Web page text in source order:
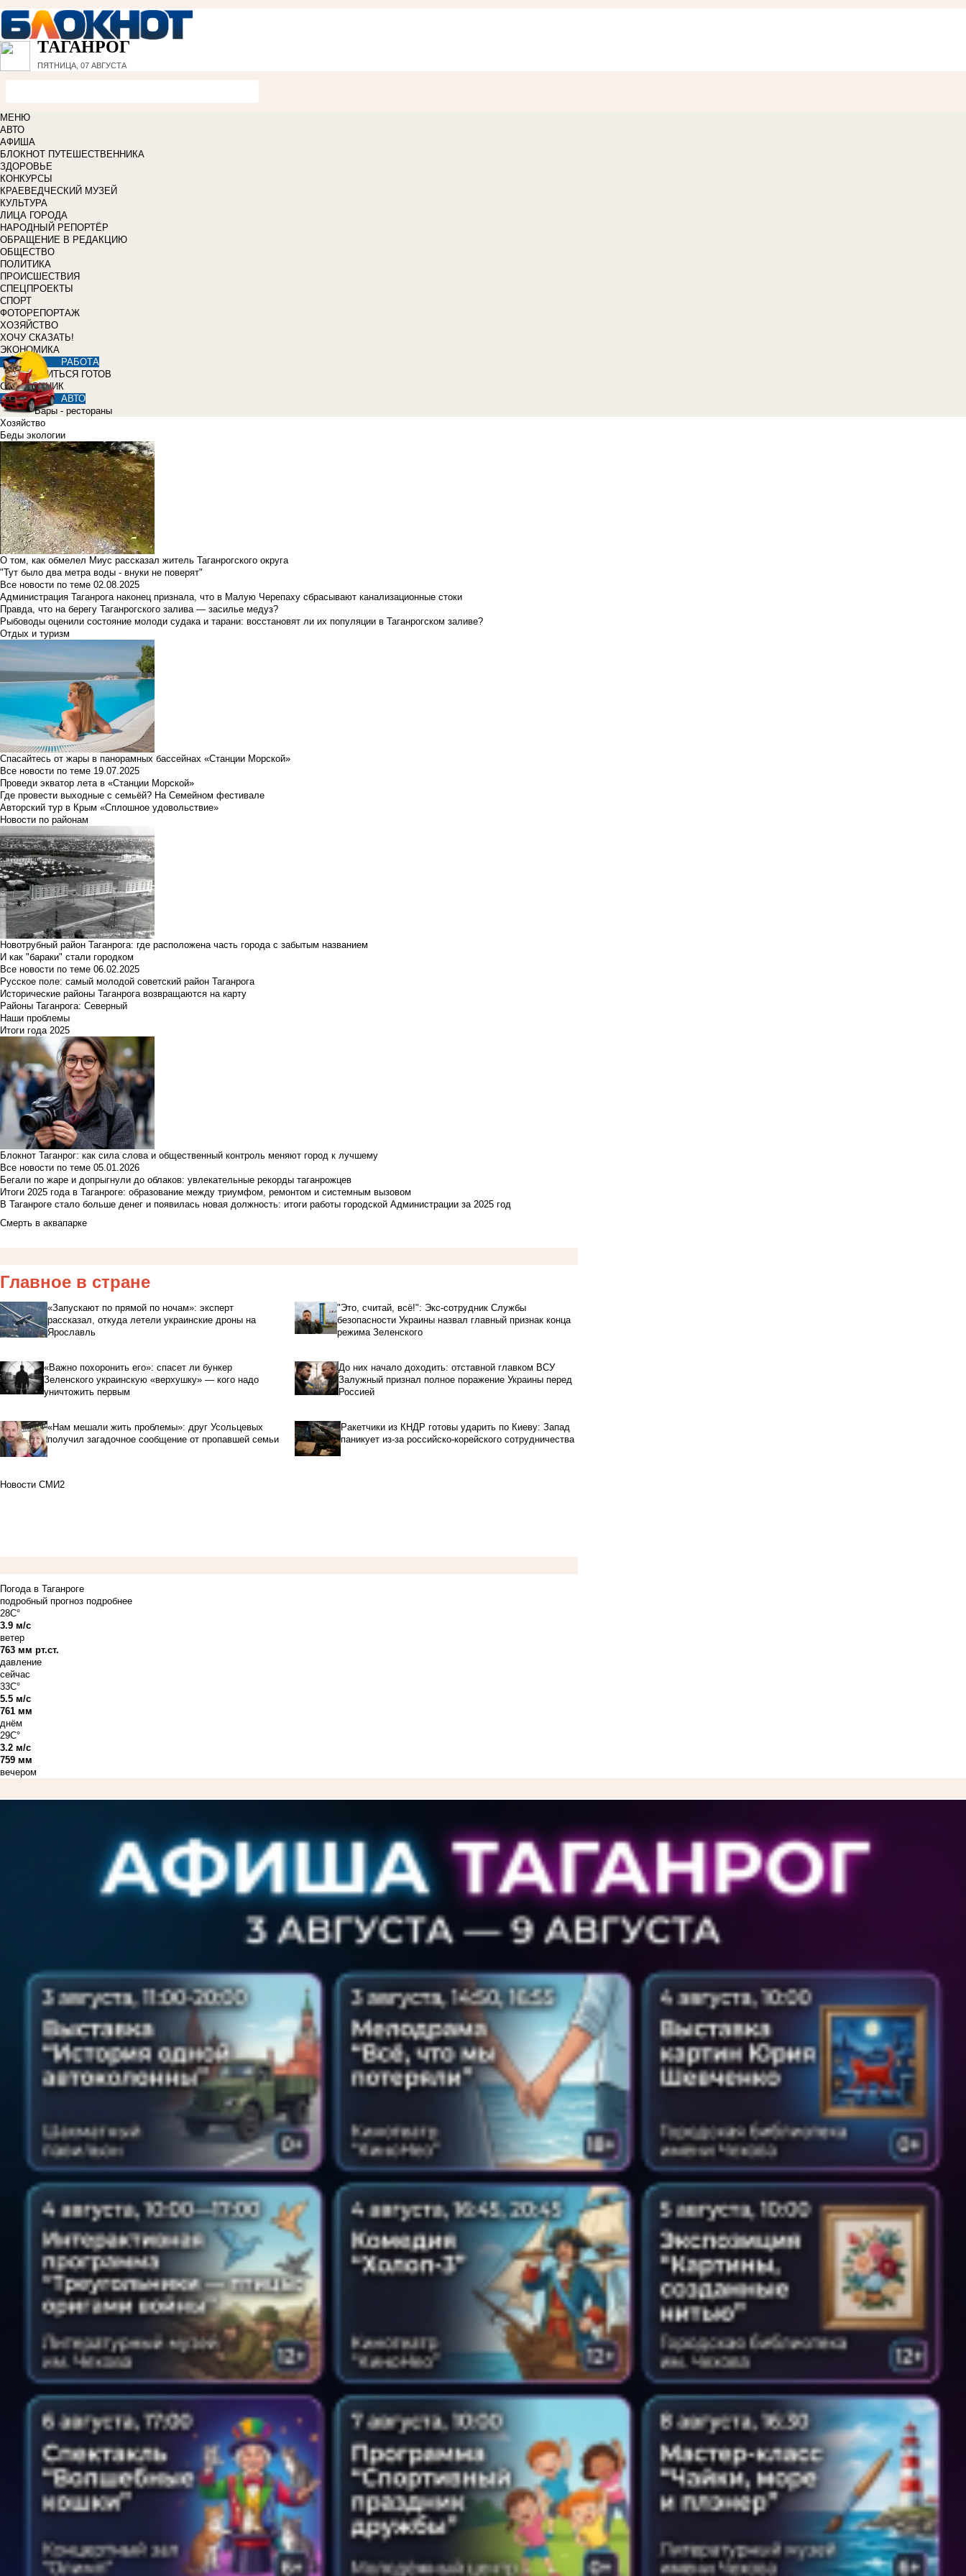
ТАГАНРОГ
ПЯТНИЦА, 07 АВГУСТА
МЕНЮ
АВТО
АФИША
БЛОКНОТ ПУТЕШЕСТВЕННИКА
ЗДОРОВЬЕ
КОНКУРСЫ
КРАЕВЕДЧЕСКИЙ МУЗЕЙ
КУЛЬТУРА
ЛИЦА ГОРОДА
НАРОДНЫЙ РЕПОРТЁР
ОБРАЩЕНИЕ В РЕДАКЦИЮ
ОБЩЕСТВО
ПОЛИТИКА
ПРОИСШЕСТВИЯ
СПЕЦПРОЕКТЫ
СПОРТ
ФОТОРЕПОРТАЖ
ХОЗЯЙСТВО
ХОЧУ СКАЗАТЬ!
ЭКОНОМИКА
РАБОТА
УЧИТЬСЯ ГОТОВ
СПРАВОЧНИК
АВТО
Бары - рестораны
Хозяйство
Беды экологии
О том, как обмелел Миус рассказал житель Таганрогского округа
"Тут было два метра воды - внуки не поверят"
Все новости по теме 02.08.2025
Администрация Таганрога наконец признала, что в Малую Черепаху сбрасывают канализационные стоки
Правда, что на берегу Таганрогского залива — засилье медуз?
Рыбоводы оценили состояние молоди судака и тарани: восстановят ли их популяции в Таганрогском заливе?
Отдых и туризм
Спасайтесь от жары в панорамных бассейнах «Станции Морской»
Все новости по теме 19.07.2025
Проведи экватор лета в «Станции Морской»
Где провести выходные с семьёй? На Семейном фестивале
Авторский тур в Крым «Сплошное удовольствие»
Новости по районам
Новотрубный район Таганрога: где расположена часть города с забытым названием
И как "бараки" стали городком
Все новости по теме 06.02.2025
Русское поле: самый молодой советский район Таганрога
Исторические районы Таганрога возвращаются на карту
Районы Таганрога: Северный
Наши проблемы
Итоги года 2025
Блокнот Таганрог: как сила слова и общественный контроль меняют город к лучшему
Все новости по теме 05.01.2026
Бегали по жаре и допрыгнули до облаков: увлекательные рекорды таганрожцев
Итоги 2025 года в Таганроге: образование между триумфом, ремонтом и системным вызовом
В Таганроге стало больше денег и появилась новая должность: итоги работы городской Администрации за 2025 год
Смерть в аквапарке
Главное в стране
«Запускают по прямой по ночам»: эксперт
рассказал, откуда летели украинские дроны на
Ярославль
"Это, считай, всё!": Экс-сотрудник Службы
безопасности Украины назвал главный признак конца
режима Зеленского
«Важно похоронить его»: спасет ли бункер
Зеленского украинскую «верхушку» — кого надо
уничтожить первым
До них начало доходить: отставной главком ВСУ
Залужный признал полное поражение Украины перед
Россией
«Нам мешали жить проблемы»: друг Усольцевых
получил загадочное сообщение от пропавшей семьи
Ракетчики из КНДР готовы ударить по Киеву: Запад
паникует из-за российско-корейского сотрудничества
Новости СМИ2
Погода в Таганроге
подробный прогноз подробнее
28C°
3.9 м/с
ветер
763 мм рт.ст.
давление
сейчас
33C°
5.5 м/с
761 мм
днём
29C°
3.2 м/с
759 мм
вечером